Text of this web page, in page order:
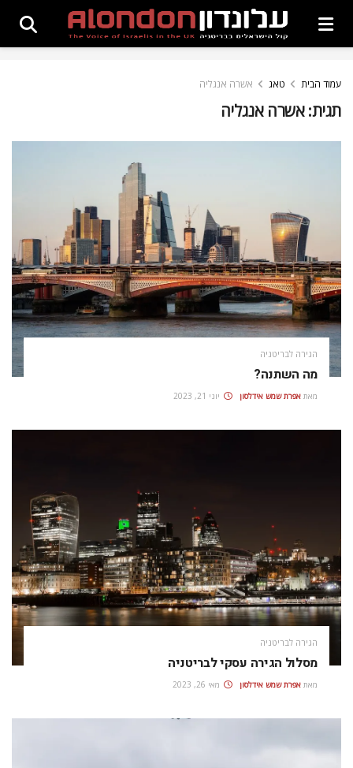
עמוד הבית טאג אשרה אנגליה
תגית:אשרה אנגליה
הגירה לבריטניה
מה השתנה?
מאת אפרת‭ ‬שמש‭ ‬אידלסון יוני 21, 2023
הגירה לבריטניה
מסלול הגירה עסקי לבריטניה
מאת אפרת‭ ‬שמש‭ ‬אידלסון מאי 26, 2023